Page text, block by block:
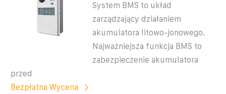
System BMS to układ
zarządzający działaniem
akumulatora litowo-jonowego.
Najważniejsza funkcja BMS to
zabezpieczenie akumulatora
przed
Bezpłatna Wycena